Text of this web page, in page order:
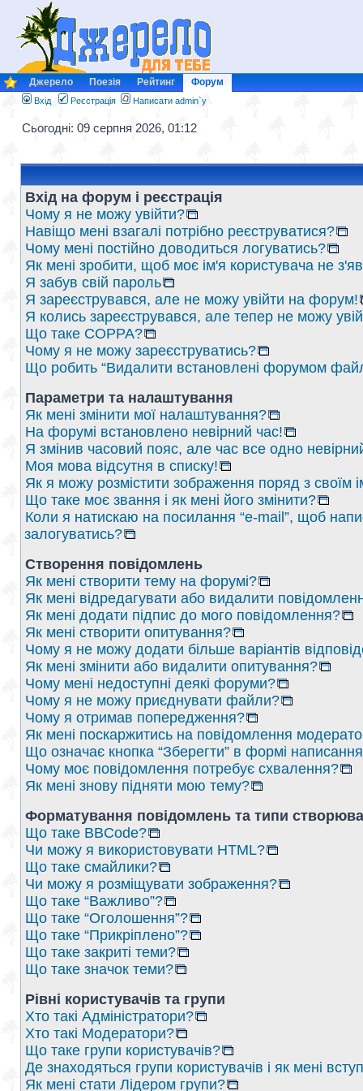
Джерело Поезія Рейтинг Форум
Вхід Реєстрація Написати admin`у
Сьогодні: 09 серпня 2026, 01:12
Вхід на форум і реєстрація
Чому я не можу увійти?
Навіщо мені взагалі потрібно реєструватися?
Чому мені постійно доводиться логуватись?
Як мені зробити, щоб моє ім'я користувача не
Я забув свій пароль
Я зареєструвався, але не можу увійти на форум!
Я колись зареєструвався, але тепер не можу
Що таке COPPA?
Чому я не можу зареєструватись?
Що робить “Видалити встановлені форумом
Параметри та налаштування
Як мені змінити мої налаштування?
На форумі встановлено невірний час!
Я змінив часовий пояс, але час все одно
Моя мова відсутня в списку!
Як я можу розмістити зображення поряд з своїм
Що таке моє звання і як мені його змінити?
Коли я натискаю на посилання “e-mail”, щоб
залогуватись?
Створення повідомлень
Як мені створити тему на форумі?
Як мені відредагувати або видалити
Як мені додати підпис до мого повідомлення?
Як мені створити опитування?
Чому я не можу додати більше варіантів
Як мені змінити або видалити опитування?
Чому мені недоступні деякі форуми?
Чому я не можу приєднувати файли?
Чому я отримав попередження?
Як мені поскаржитись на повідомлення
Що означає кнопка “Зберегти” в формі
Чому моє повідомлення потребує схвалення?
Як мені знову підняти мою тему?
Форматування повідомлень та типи
Що таке BBCode?
Чи можу я використовувати HTML?
Що таке смайлики?
Чи можу я розміщувати зображення?
Що таке “Важливо”?
Що таке “Оголошення”?
Що таке “Прикріплено”?
Що таке закриті теми?
Що таке значок теми?
Рівні користувачів та групи
Хто такі Адміністратори?
Хто такі Модератори?
Що таке групи користувачів?
Де знаходяться групи користувачів і як мені
Як мені стати Лідером групи?